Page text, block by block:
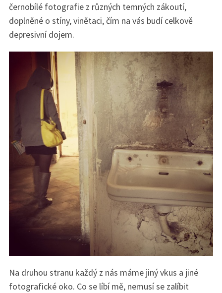
černobílé fotografie z různých temných zákoutí,
doplněné o stíny, vinětaci, čím na vás budí celkově
depresivní dojem.
Na druhou stranu každý z nás máme jiný vkus a jiné
fotografické oko. Co se líbí mě, nemusí se zalíbit
S
e
r
h